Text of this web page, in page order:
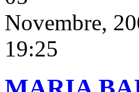
Novembre,
19:25